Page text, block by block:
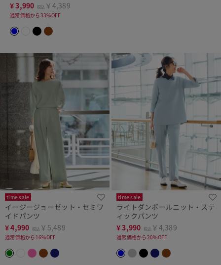
¥3,990 税込 ￥4,389
通常価格から33%OFF
time sale
イージージョーゼット・セミワ
イドパンツ
¥4,990 税込 ￥5,489
通常価格から16%OFF
time sale
ライトダンボールニット・ステ
ィックパンツ
¥3,990 税込 ￥4,389
通常価格から20%OFF